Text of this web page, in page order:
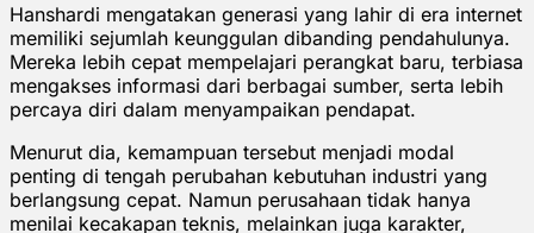
Hanshardi mengatakan generasi yang lahir di era internet
memiliki sejumlah keunggulan dibanding pendahulunya.
Mereka lebih cepat mempelajari perangkat baru, terbiasa
mengakses informasi dari berbagai sumber, serta lebih
percaya diri dalam menyampaikan pendapat.
Menurut dia, kemampuan tersebut menjadi modal
penting di tengah perubahan kebutuhan industri yang
berlangsung cepat. Namun perusahaan tidak hanya
menilai kecakapan teknis, melainkan juga karakter,